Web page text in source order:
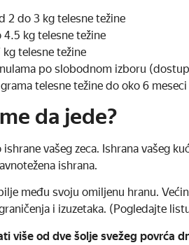
2 do 3 kg telesne težine
4.5 kg telesne težine
telesne težine
po slobodnom izboru
telesne težine do oko 6
da jede?
vašeg zeca. Ishrana vašeg
ishrana.
među svoju omiljenu hranu.
i izuzetaka. (Pogledajte
više od dve šolje svežeg povrća